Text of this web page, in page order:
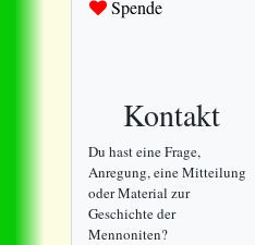
Spende
Kontakt
Du hast eine Frage,
Anregung, eine Mitteilung
oder Material zur
Geschichte der
Mennoniten?